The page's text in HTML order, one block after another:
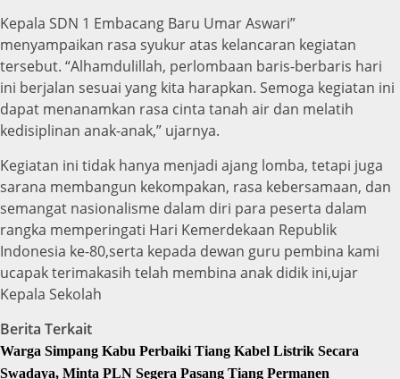
Kepala SDN 1 Embacang Baru Umar Aswari”
menyampaikan rasa syukur atas kelancaran kegiatan
tersebut. “Alhamdulillah, perlombaan baris-berbaris hari
ini berjalan sesuai yang kita harapkan. Semoga kegiatan ini
dapat menanamkan rasa cinta tanah air dan melatih
kedisiplinan anak-anak,” ujarnya.
Kegiatan ini tidak hanya menjadi ajang lomba, tetapi juga
sarana membangun kekompakan, rasa kebersamaan, dan
semangat nasionalisme dalam diri para peserta dalam
rangka memperingati Hari Kemerdekaan Republik
Indonesia ke-80,serta kepada dewan guru pembina kami
ucapak terimakasih telah membina anak didik ini,ujar
Kepala Sekolah
Berita Terkait
Warga Simpang Kabu Perbaiki Tiang Kabel Listrik Secara
Swadaya, Minta PLN Segera Pasang Tiang Permanen